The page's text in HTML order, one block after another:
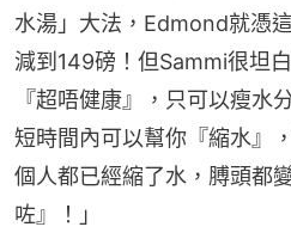
水湯」大法，Edmond就憑
減到149磅！但Sammi很坦
『超唔健康』，只可以瘦水
短時間內可以幫你『縮水』
個人都已經縮了水，膊頭都
咗』！」